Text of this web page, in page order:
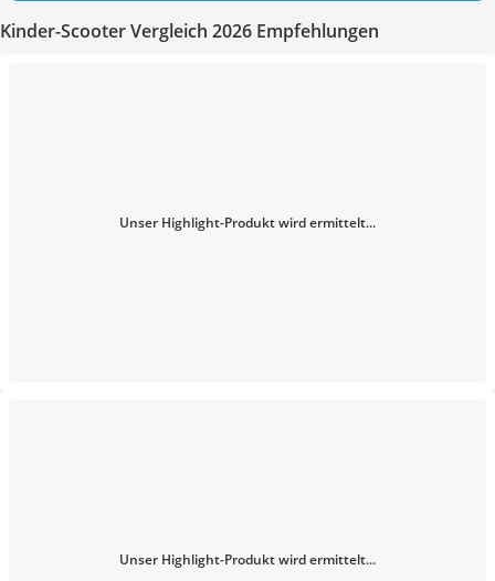
Kinder-Scooter Vergleich 2026 Empfehlungen
Unser Highlight-Produkt wird ermittelt...
Unser Highlight-Produkt wird ermittelt...